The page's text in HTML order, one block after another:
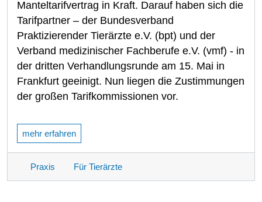
Manteltarifvertrag in Kraft. Darauf haben sich die
Tarifpartner – der Bundesverband
Praktizierender Tierärzte e.V. (bpt) und der
Verband medizinischer Fachberufe e.V. (vmf) - in
der dritten Verhandlungsrunde am 15. Mai in
Frankfurt geeinigt. Nun liegen die Zustimmungen
der großen Tarifkommissionen vor.
mehr erfahren
Praxis Für Tierärzte